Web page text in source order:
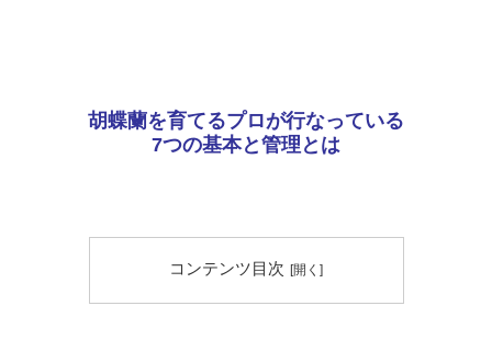
胡蝶蘭を育てるプロが行なっている
7つの基本と管理とは
コンテンツ目次